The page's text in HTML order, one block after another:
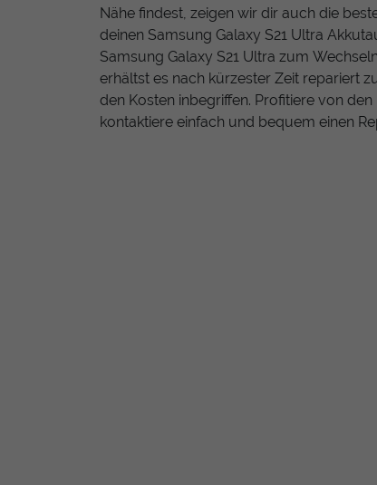
Nähe findest, zeigen wir dir auch die
deinen Samsung Galaxy S21 Ultra
Samsung Galaxy S21 Ultra zum
erhältst es nach kürzester Zeit repariert
den Kosten inbegriffen. Profitiere von
kontaktiere einfach und bequem einen